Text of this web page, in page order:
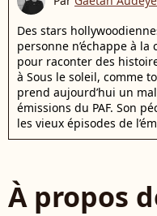
Des stars
personne n’échappe à
pour raconter des
à Sous le soleil, comme
prend aujourd’hui un
émissions du PAF. Son
les vieux épisodes de
À propos